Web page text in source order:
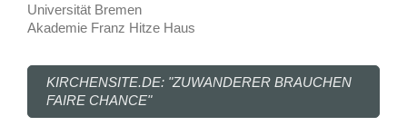
Universität Bremen
Akademie Franz Hitze Haus
KIRCHENSITE.DE: "ZUWANDERER BRAUCHEN
FAIRE CHANCE"